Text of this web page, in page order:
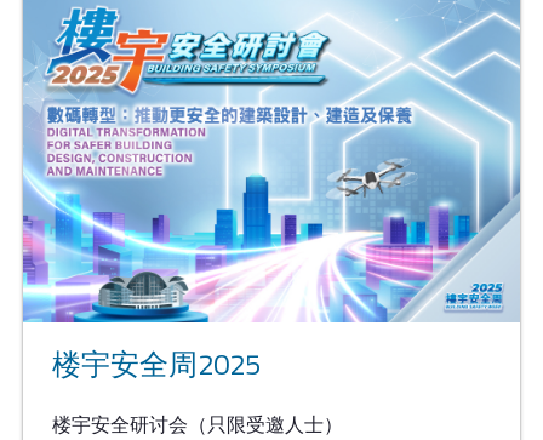
楼宇安全周2025
楼宇安全研讨会（只限受邀人士）